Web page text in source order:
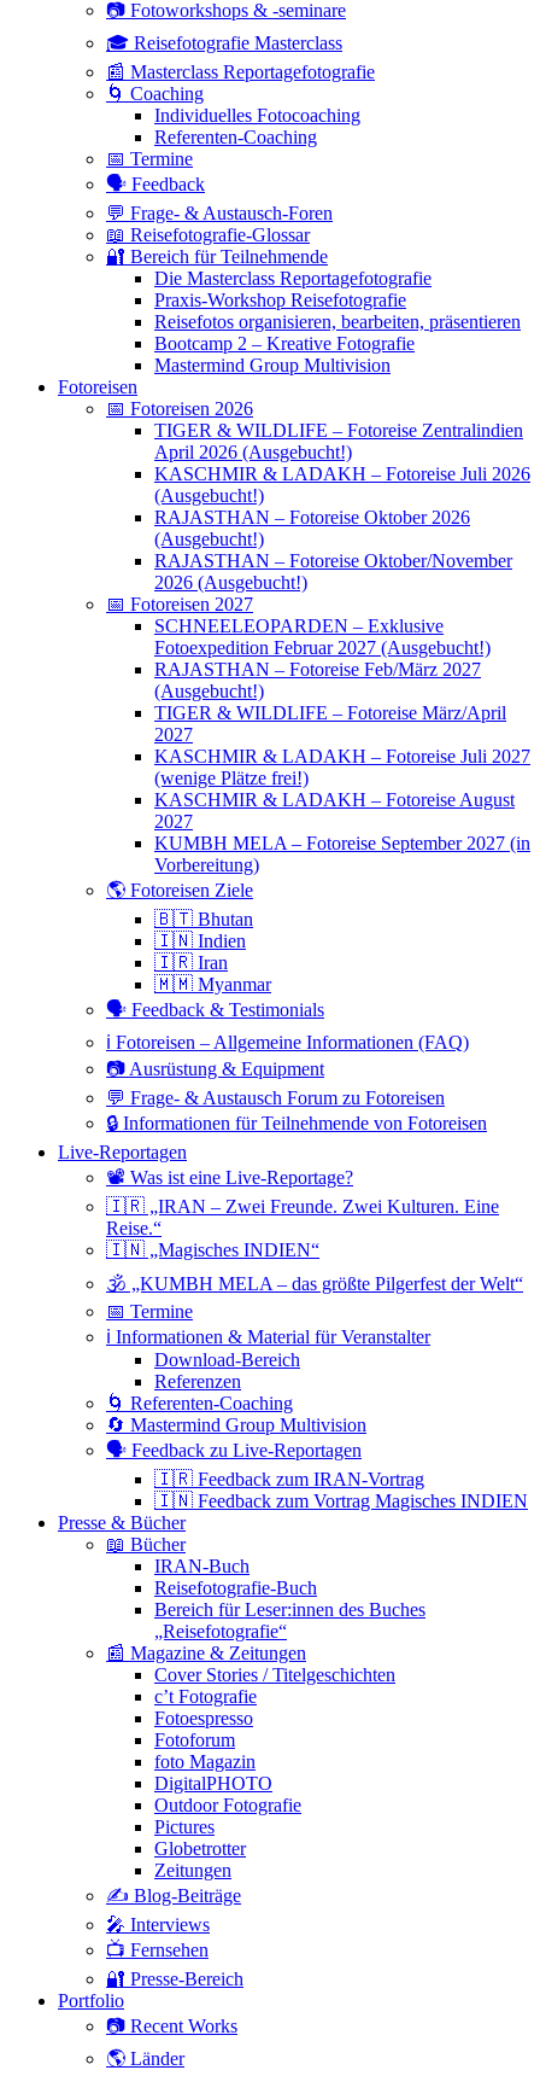
📷 Fotoworkshops & -seminare
🎓 Reisefotografie Masterclass
📰 Masterclass Reportagefotografie
🌀 Coaching
Individuelles Fotocoaching
Referenten-Coaching
📅 Termine
🗣 Feedback
💬 Frage- & Austausch-Foren
📖 Reisefotografie-Glossar
🔐 Bereich für Teilnehmende
Die Masterclass Reportagefotografie
Praxis-Workshop Reisefotografie
Reisefotos organisieren, bearbeiten, präsentieren
Bootcamp 2 – Kreative Fotografie
Mastermind Group Multivision
Fotoreisen
📅 Fotoreisen 2026
TIGER & WILDLIFE – Fotoreise Zentralindien
April 2026 (Ausgebucht!)
KASCHMIR & LADAKH – Fotoreise Juli 2026
(Ausgebucht!)
RAJASTHAN – Fotoreise Oktober 2026
(Ausgebucht!)
RAJASTHAN – Fotoreise Oktober/November
2026 (Ausgebucht!)
📅 Fotoreisen 2027
SCHNEELEOPARDEN – Exklusive
Fotoexpedition Februar 2027 (Ausgebucht!)
RAJASTHAN – Fotoreise Feb/März 2027
(Ausgebucht!)
TIGER & WILDLIFE – Fotoreise März/April
2027
KASCHMIR & LADAKH – Fotoreise Juli 2027
(wenige Plätze frei!)
KASCHMIR & LADAKH – Fotoreise August
2027
KUMBH MELA – Fotoreise September 2027 (in
Vorbereitung)
🌎 Fotoreisen Ziele
🇧🇹 Bhutan
🇮🇳 Indien
🇮🇷 Iran
🇲🇲 Myanmar
🗣 Feedback & Testimonials
ℹ️ Fotoreisen – Allgemeine Informationen (FAQ)
📷 Ausrüstung & Equipment
💬 Frage- & Austausch Forum zu Fotoreisen
🔒 Informationen für Teilnehmende von Fotoreisen
Live-Reportagen
📽 Was ist eine Live-Reportage?
🇮🇷 „IRAN – Zwei Freunde. Zwei Kulturen. Eine
Reise.“
🇮🇳 „Magisches INDIEN“
🕉 „KUMBH MELA – das größte Pilgerfest der Welt“
📅 Termine
ℹ️ Informationen & Material für Veranstalter
Download-Bereich
Referenzen
🌀 Referenten-Coaching
🔄 Mastermind Group Multivision
🗣 Feedback zu Live-Reportagen
🇮🇷 Feedback zum IRAN-Vortrag
🇮🇳 Feedback zum Vortrag Magisches INDIEN
Presse & Bücher
📖 Bücher
IRAN-Buch
Reisefotografie-Buch
Bereich für Leser:innen des Buches
„Reisefotografie“
📰 Magazine & Zeitungen
Cover Stories / Titelgeschichten
c’t Fotografie
Fotoespresso
Fotoforum
foto Magazin
DigitalPHOTO
Outdoor Fotografie
Pictures
Globetrotter
Zeitungen
✍️ Blog-Beiträge
🎤 Interviews
📺 Fernsehen
🔐 Presse-Bereich
Portfolio
📷 Recent Works
🌎 Länder